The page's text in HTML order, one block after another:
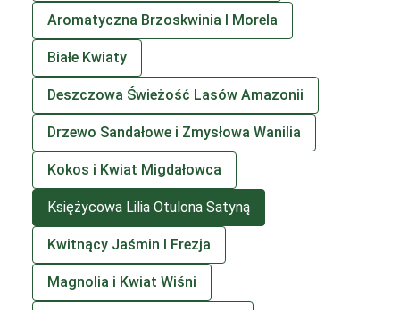
Aromatyczna Brzoskwinia I Morela
Białe Kwiaty
Deszczowa Świeżość Lasów Amazonii
Drzewo Sandałowe i Zmysłowa Wanilia
Kokos i Kwiat Migdałowca
Księżycowa Lilia Otulona Satyną
Kwitnący Jaśmin I Frezja
Magnolia i Kwiat Wiśni